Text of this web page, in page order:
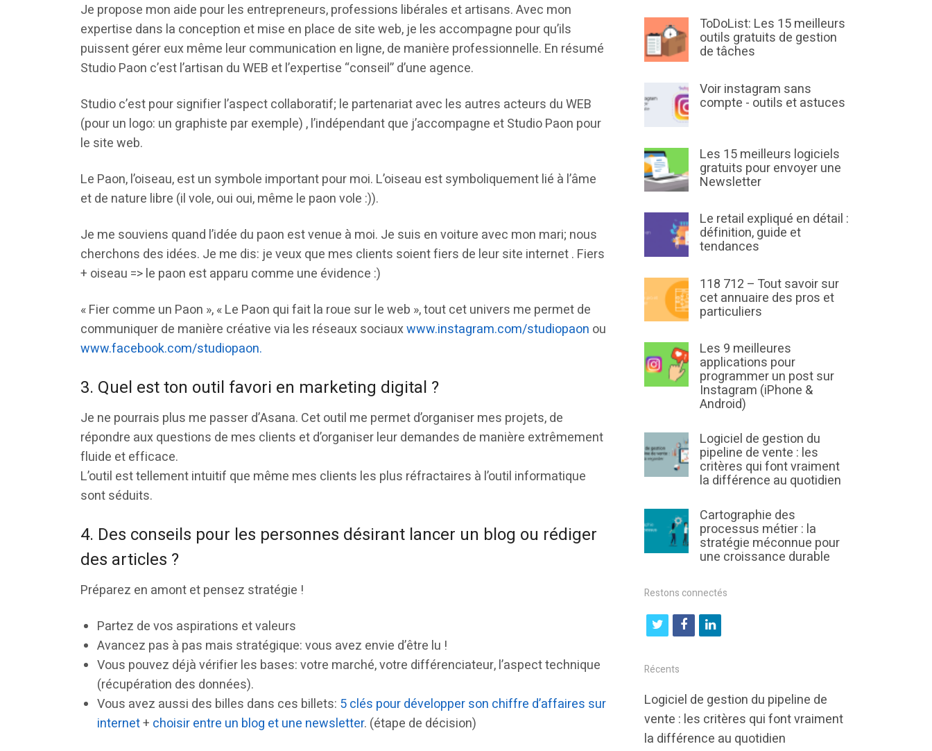
Je propose mon aide pour les entrepreneurs, professions libérales et artisans. Avec mon
expertise dans la conception et mise en place de site web, je les accompagne pour qu’ils
puissent gérer eux même leur communication en ligne, de manière professionnelle. En résumé
Studio Paon c’est l’artisan du WEB et l’expertise “conseil” d’une agence.
Studio c’est pour signifier l’aspect collaboratif; le partenariat avec les autres acteurs du WEB
(pour un logo: un graphiste par exemple) , l’indépendant que j’accompagne et Studio Paon pour
le site web.
Le Paon, l’oiseau, est un symbole important pour moi. L’oiseau est symboliquement lié à l’âme
et de nature libre (il vole, oui oui, même le paon vole :)).
Je me souviens quand l’idée du paon est venue à moi. Je suis en voiture avec mon mari; nous
cherchons des idées. Je me dis: je veux que mes clients soient fiers de leur site internet . Fiers
+ oiseau => le paon est apparu comme une évidence :)
« Fier comme un Paon », « Le Paon qui fait la roue sur le web », tout cet univers me permet de
communiquer de manière créative via les réseaux sociauxwww.instagram.com/studiopaon ou
www.facebook.com/studiopaon.
3. Quel est ton outil favori en marketing digital ?
Je ne pourrais plus me passer d’Asana. Cet outil me permet d’organiser mes projets, de
répondre aux questions de mes clients et d’organiser leur demandes de manière extrêmement
fluide et efficace.
L’outil est tellement intuitif que même mes clients les plus réfractaires à l’outil informatique
sont séduits.
4. Des conseils pour les personnes désirant lancer un blog ou rédiger
des articles ?
Préparez en amont et pensez stratégie !
Partez de vos aspirations et valeurs
Avancez pas à pas mais stratégique: vous avez envie d’être lu !
Vous pouvez déjà vérifier les bases: votre marché, votre différenciateur, l’aspect technique
(récupération des données).
Vous avez aussi des billes dans ces billets: 5 clés pour développer son chiffre d’affaires sur
internet+ choisir entre un blog et une newsletter. (étape de décision)
ToDoList: Les 15 meilleurs
outils gratuits de gestion
de tâches
Voir instagram sans
compte - outils et astuces
Les 15 meilleurs logiciels
gratuits pour envoyer une
Newsletter
Le retail expliqué en détail :
définition, guide et
tendances
118 712 – Tout savoir sur
cet annuaire des pros et
particuliers
Les 9 meilleures
applications pour
programmer un post sur
Instagram (iPhone &
Android)
Logiciel de gestion du
pipeline de vente : les
critères qui font vraiment
la différence au quotidien
Cartographie des
processus métier : la
stratégie méconnue pour
une croissance durable
Restons connectés
t
i
t
t
e
f
b
o
l
e
d
Récents
Logiciel de gestion du pipeline de
vente : les critères qui font vraiment
la différence au quotidien